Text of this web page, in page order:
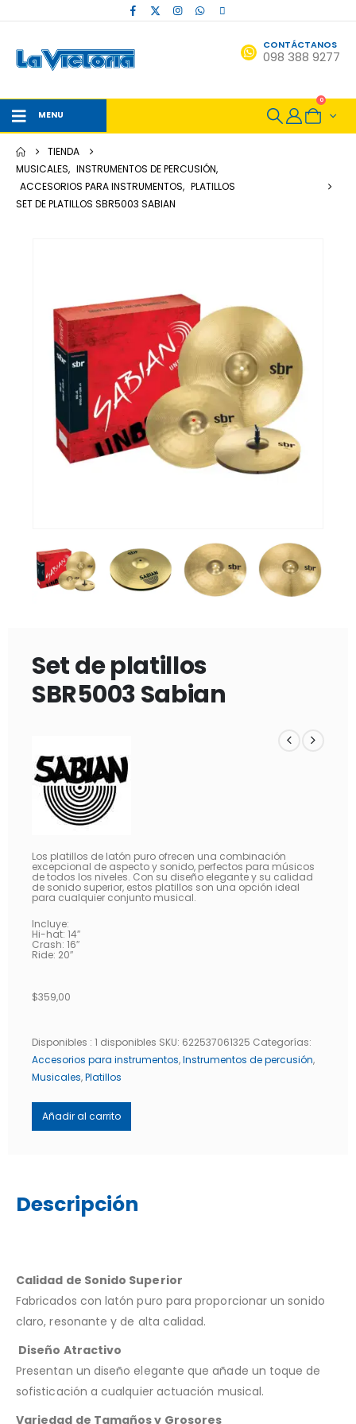
CONTÁCTANOS
098 388 9277
MENU
0
TIENDA
MUSICALES, INSTRUMENTOS DE PERCUSIÓN,
ACCESORIOS PARA INSTRUMENTOS, PLATILLOS
SET DE PLATILLOS SBR5003 SABIAN
Set de platillos
SBR5003 Sabian
Los platillos de latón puro ofrecen una combinación
excepcional de aspecto y sonido, perfectos para músicos
de todos los niveles. Con su diseño elegante y su calidad
de sonido superior, estos platillos son una opción ideal
para cualquier conjunto musical.
Incluye:
Hi-hat: 14″
Crash: 16″
Ride: 20″
$359,00
Disponibles : 1 disponibles SKU: 622537061325 Categorías:
Accesorios para instrumentos,Instrumentos de percusión,
Musicales,Platillos
Añadir al carrito
Descripción
Calidad de Sonido Superior
Fabricados con latón puro para proporcionar un sonido
claro, resonante y de alta calidad.
Diseño Atractivo
Presentan un diseño elegante que añade un toque de
sofisticación a cualquier actuación musical.
Variedad de Tamaños y Grosores